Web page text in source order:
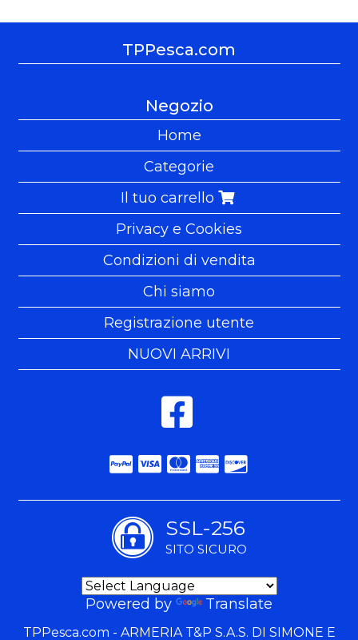
TPPesca.com
Negozio
Home
Categorie
Il tuo carrello
Privacy e Cookies
Condizioni di vendita
Chi siamo
Registrazione utente
NUOVI ARRIVI
SSL-256
SITO SICURO
Powered by Translate
TPPesca.com - ARMERIA T&P S.A.S. DI SIMONE E